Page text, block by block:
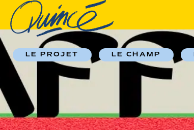
LE PROJET LE CHAMP